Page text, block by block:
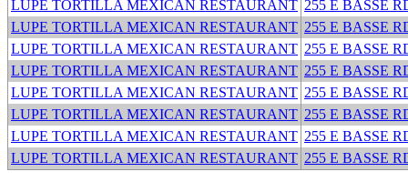
LUPE TORTILLA MEXICAN RESTAURANT 255 E BASSE
LUPE TORTILLA MEXICAN RESTAURANT 255 E BASSE
LUPE TORTILLA MEXICAN RESTAURANT 255 E BASSE
LUPE TORTILLA MEXICAN RESTAURANT 255 E BASSE
LUPE TORTILLA MEXICAN RESTAURANT 255 E BASSE
LUPE TORTILLA MEXICAN RESTAURANT 255 E BASSE
LUPE TORTILLA MEXICAN RESTAURANT 255 E BASSE
LUPE TORTILLA MEXICAN RESTAURANT 255 E BASSE